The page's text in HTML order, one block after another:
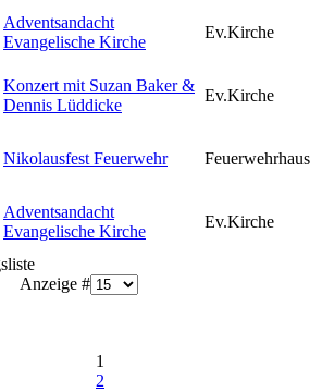
Adventsandacht
Evangelische Kirche
Ev.Kirche
Konzert mit Suzan Baker &
Dennis Lüddicke
Ev.Kirche
Nikolausfest Feuerwehr Feuerwehrhaus
Adventsandacht
Evangelische Kirche
Ev.Kirche
Anzeige #
1
2